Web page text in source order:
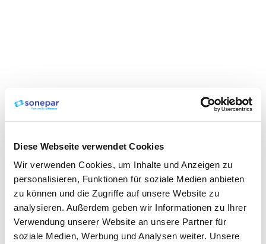
Diese Webseite verwendet Cookies
Wir verwenden Cookies, um Inhalte und Anzeigen zu
personalisieren, Funktionen für soziale Medien anbieten
zu können und die Zugriffe auf unsere Website zu
analysieren. Außerdem geben wir Informationen zu Ihrer
Verwendung unserer Website an unsere Partner für
soziale Medien, Werbung und Analysen weiter. Unsere